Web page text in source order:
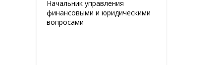
Начальник управления
финансовыми и юридическими
вопросами